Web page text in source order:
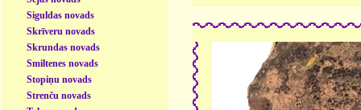
Siguldas novads
Skrīveru novads
Skrundas novads
Smiltenes novads
Stopiņu novads
Strenču novads